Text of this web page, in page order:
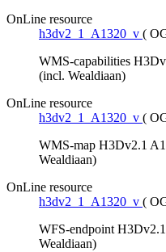
OnLine resource
h3dv2_1_A1320_v (
WMS-capabilities
(incl. Wealdiaan)
OnLine resource
h3dv2_1_A1320_v (
WMS-map H3Dv2.1
Wealdiaan)
OnLine resource
h3dv2_1_A1320_v (
WFS-endpoint
Wealdiaan)